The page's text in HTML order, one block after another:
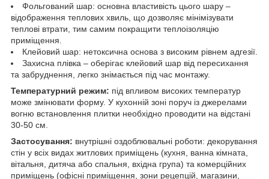
Фольгований шар: основна властивість цього шару –
відображення теплових хвиль, що дозволяє мінімізувати
теплові втрати, тим самим покращити теплоізоляцію
приміщення.
Клейовий шар: нетоксична основа з високим рівнем адгезії.
Захисна плівка – оберігає клейовий шар від пересихання
та забруднення, легко знімається під час монтажу.
Температурний режим: під впливом високих температур
може змінювати форму. У кухонній зоні поруч із джерелами
вогню встановлення плитки необхідно проводити на відстані
30-50 см.
Застосування: внутрішні оздоблювальні роботи: декорування
стін у всіх видах житлових приміщень (кухня, ванна кімната,
вітальня, дитяча або спальня, вхідна група) та комерційних
приміщень (офісні приміщення, зони рецепцій, магазини,